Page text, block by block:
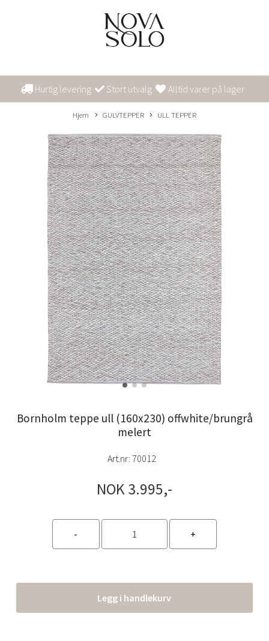
Hurtig levering Stort utvalg Alltid varer på lager
Hjem GULVTEPPER ULL TEPPER
Bornholm teppe ull (160x230) offwhite/brungrå
melert
Art.nr: 70012
NOK 3.995,-
Legg i handlekurv